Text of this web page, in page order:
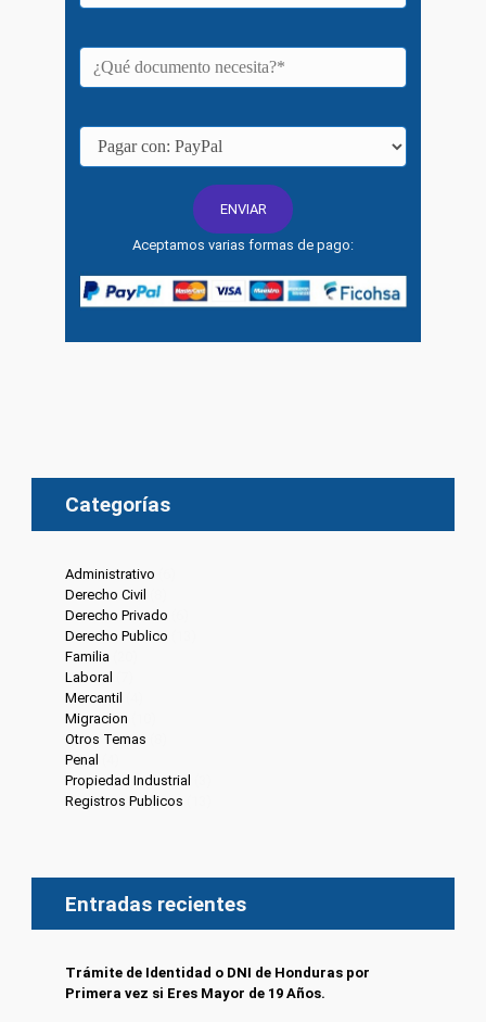
Aceptamos varias formas de pago:
Categorías
Administrativo
Derecho Civil
Derecho Privado
Derecho Publico
Familia
Laboral
Mercantil
Migracion
Otros Temas
Penal
Propiedad Industrial
Registros Publicos
Entradas recientes
Trámite de Identidad o DNI de Honduras por
Primera vez si Eres Mayor de 19 Años.